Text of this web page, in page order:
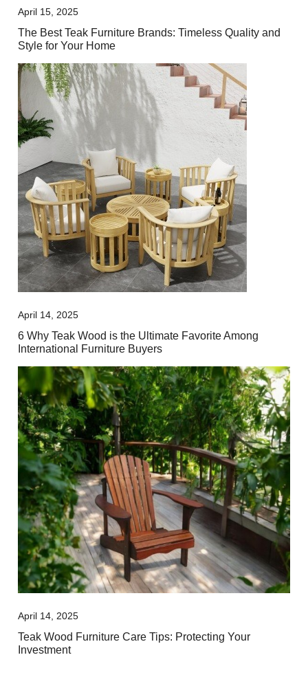
April 15, 2025
The Best Teak Furniture Brands: Timeless Quality and
Style for Your Home
April 14, 2025
6 Why Teak Wood is the Ultimate Favorite Among
International Furniture Buyers
April 14, 2025
Teak Wood Furniture Care Tips: Protecting Your
Investment